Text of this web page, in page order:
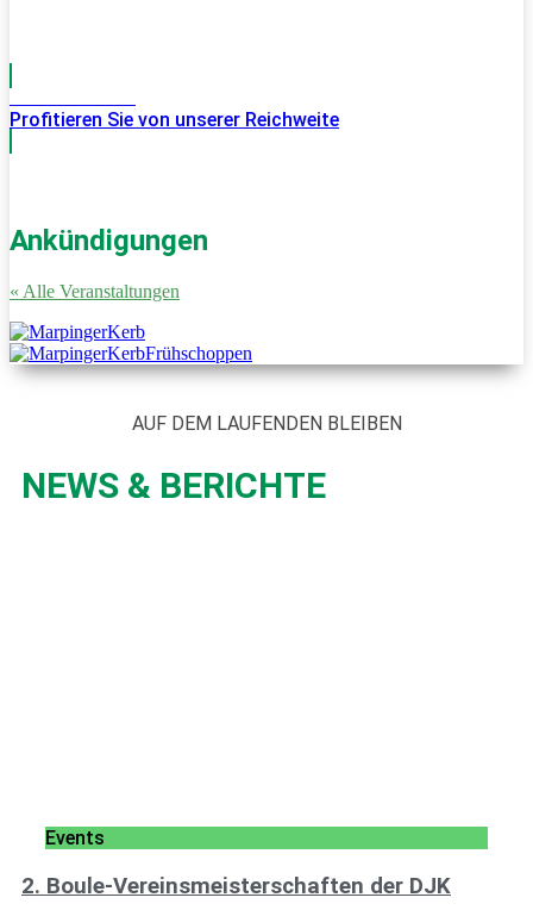
Profitieren Sie von unserer Reichweite
Ankündigungen
« Alle Veranstaltungen
AUF DEM LAUFENDEN BLEIBEN
NEWS & BERICHTE
Events
2. Boule-Vereinsmeisterschaften der DJK